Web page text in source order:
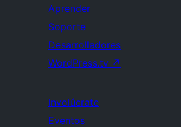
Aprender
Soporte
Desarrolladores
WordPress.tv ↗
Involúcrate
Eventos